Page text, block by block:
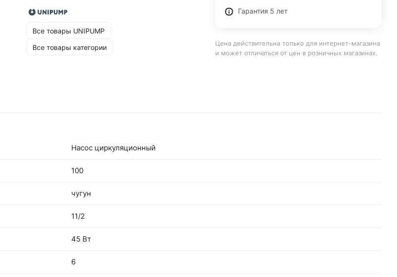
Все товары UNIPUMP
Все товары категории
Гарантия 5 лет
Цена действительна только для интернет-магазина
и может отличаться от цен в розничных магазинах.
Насос циркуляционный
100
чугун
11/2
45 Вт
6